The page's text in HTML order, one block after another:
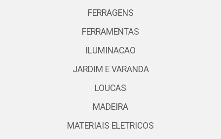
FERRAGENS
FERRAMENTAS
ILUMINACAO
JARDIM E VARANDA
LOUCAS
MADEIRA
MATERIAIS ELETRICOS